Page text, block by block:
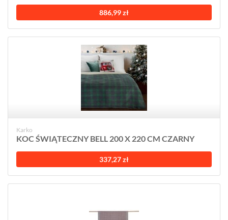
886,99 zł
Karko
KOC ŚWIĄTECZNY BELL 200 X 220 CM CZARNY
337,27 zł